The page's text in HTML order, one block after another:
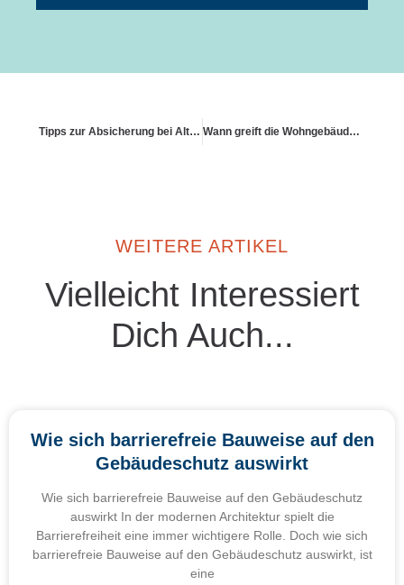
Tipps zur Absicherung bei Altbausanierung Wann greift die Wohngebäudeversicherung bei Einbruch
WEITERE ARTIKEL
Vielleicht Interessiert
Dich Auch...
Wie sich barrierefreie Bauweise auf den
Gebäudeschutz auswirkt
Wie sich barrierefreie Bauweise auf den Gebäudeschutz
auswirkt In der modernen Architektur spielt die
Barrierefreiheit eine immer wichtigere Rolle. Doch wie sich
barrierefreie Bauweise auf den Gebäudeschutz auswirkt, ist
eine